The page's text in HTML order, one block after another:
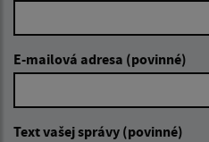
E-mailová adresa (povinné)
Text vašej správy (povinné)